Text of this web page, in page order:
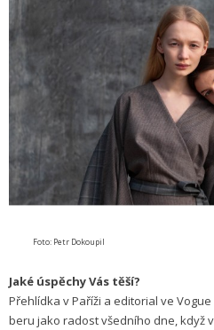
Foto: Petr Dokoupil
Jaké úspěchy Vás těší?
Přehlídka v Paříži a editorial ve
beru jako radost všedního dne, když